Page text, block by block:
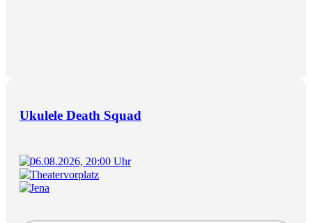
Ukulele Death Squad
06.08.2026, 20:00 Uhr
Theatervorplatz
Jena